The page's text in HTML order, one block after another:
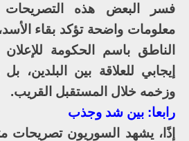
فسر البعض هذه التصريحات
معلومات واضحة تؤكد بقاء
الناطق باسم الحكومة
إيجابي للعلاقة بين البلدين،
وزخمه خلال المستقبل القريب.
رابعا: بين شد وجذب
إذًا، يشهد السوريون تصريحات